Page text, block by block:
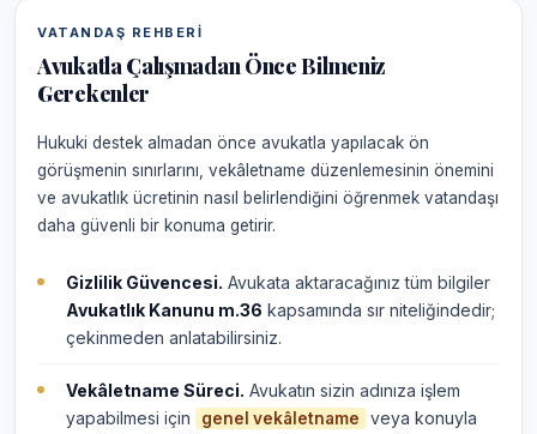
VATANDAŞ REHBERI
Avukatla Çalışmadan Önce Bilmeniz
Gerekenler
Hukuki destek almadan önce avukatla yapılacak ön
görüşmenin sınırlarını, vekâletname düzenlemesinin önemini
ve avukatlık ücretinin nasıl belirlendiğini öğrenmek vatandaşı
daha güvenli bir konuma getirir.
Gizlilik Güvencesi. Avukata aktaracağınız tüm bilgiler
Avukatlık Kanunu m.36 kapsamında sır niteliğindedir;
çekinmeden anlatabilirsiniz.
Vekâletname Süreci. Avukatın sizin adınıza işlem
yapabilmesi için
genel vekâletname
veya konuyla